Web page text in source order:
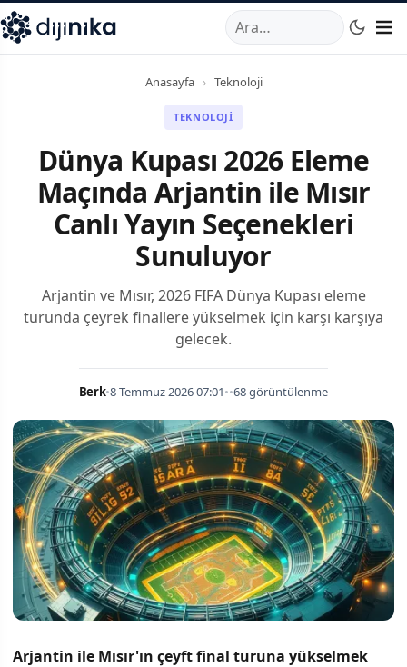
,Marmara Mahallesi,Beylikdüzü34520TRTelefon:0850
Anasayfa › Teknoloji
TEKNOLOJI
Dünya Kupası 2026 Eleme
Maçında Arjantin ile Mısır
Canlı Yayın Seçenekleri
Sunuluyor
Arjantin ve Mısır, 2026 FIFA Dünya Kupası eleme
turunda çeyrek finallere yükselmek için karşı karşıya
gelecek.
Berk•8 Temmuz 2026 07:01••68 görüntülenme
Arjantin ile Mısır'ın çeyft final turuna yükselmek